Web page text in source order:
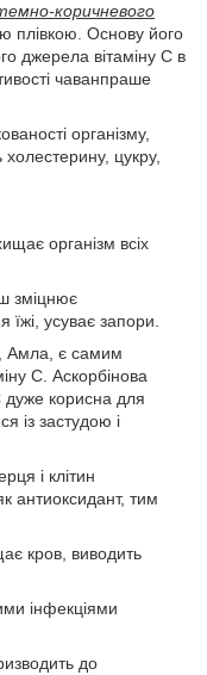
коричневого
плівкою. Основу його
джерела вітаміну С в
чаванпраше
організму,
холестерину, цукру,
організм всіх
зміцнює
їжі, усуває запори.
Амла, є самим
С. Аскорбінова
дуже корисна для
із застудою і
і клітин
антиоксидант, тим
кров, виводить
інфекціями
до